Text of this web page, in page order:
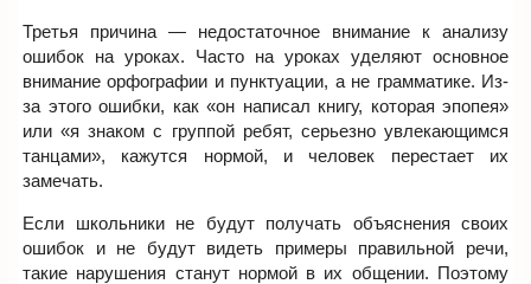
Третья причина — недостаточное внимание к анализу
ошибок на уроках. Часто на уроках уделяют основное
внимание орфографии и пунктуации, а не грамматике. Из-
за этого ошибки, как «он написал книгу, которая эпопея»
или «я знаком с группой ребят, серьезно увлекающимся
танцами», кажутся нормой, и человек перестает их
замечать.
Если школьники не будут получать объяснения своих
ошибок и не будут видеть примеры правильной речи,
такие нарушения станут нормой в их общении. Поэтому